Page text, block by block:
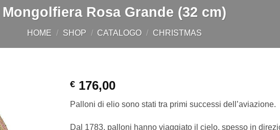
Mongolfiera Rosa Grande (32 cm)
HOME / SHOP / CATALOGO / CHRISTMAS
€ 176,00
Palloni di elio sono stati tra primi successi dell’aviazione.
Dal 1783, palloni hanno viaggiato il cielo, spesso in